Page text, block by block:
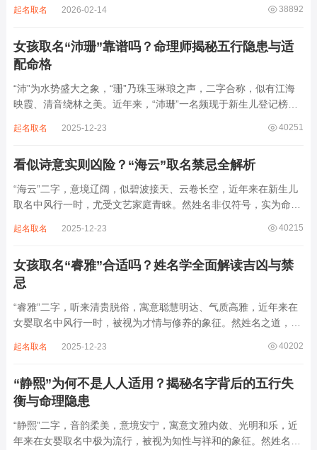
某支系的续修字辈，在安岳、岳池一带的黄氏族谱里能明确查到，
38892
起名取名 2026-02-14
女孩取名“沛珊”靠谱吗？命理师揭秘五行隐患与适
配命格
“沛”为水势盛大之象，“珊”乃珠玉琳琅之声，二字合称，似有江海
映霞、清音绕林之美。近年来，“沛珊”一名频现于新生儿登记榜
雅符号，实为命理五行流转之枢纽。一字之选，关乎气场平衡。沛
40251
起名取名 2025-12-23
看似诗意实则凶险？“海云”取名禁忌全解析
“海云”二字，意境辽阔，似碧波接天、云卷长空，近年来在新生儿
取名中风行一时，尤受文艺家庭青睐。然姓名非仅符号，实为命局
滔天，木浮无根，阴气过重，易致意志不坚、事业漂泊、健康受
40215
起名取名 2025-12-23
女孩取名“睿雅”合适吗？姓名学全面解读吉凶与禁
忌
“睿雅”二字，听来清贵脱俗，寓意聪慧明达、气质高雅，近年来在
女婴取名中风行一时，被视为才情与修养的象征。然姓名之道，贵
增心力。细察“睿雅”之局，实藏金水成势、火土受制之患，若不顾
40202
起名取名 2025-12-23
“静熙”为何不是人人适用？揭秘名字背后的五行失
衡与命理隐患
“静熙”二字，音韵柔美，意境安宁，寓意文雅内敛、光明和乐，近
年来在女婴取名中极为流行，被视为知性与祥和的象征。然姓名命